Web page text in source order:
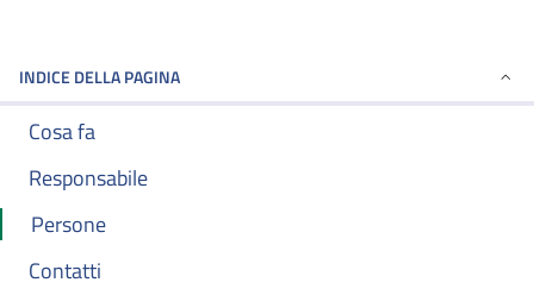
INDICE DELLA PAGINA
Cosa fa
Responsabile
Persone
Contatti